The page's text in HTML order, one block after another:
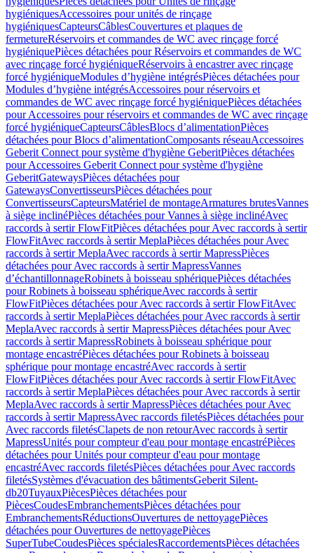
hygiéniquesAccessoires pour unités de rinçage
hygiéniquesCapteursCâblesCouvertures et plaques de
fermetureRéservoirs et commandes de WC avec rinçage forcé
hygiéniquePièces détachées pour Réservoirs et commandes de WC
avec rinçage forcé hygiéniqueRéservoirs à encastrer avec rinçage
forcé hygiéniqueModules d’hygiène intégrésPièces détachées pour
Modules d’hygiène intégrésAccessoires pour réservoirs et
commandes de WC avec rinçage forcé hygiéniquePièces détachées
pour Accessoires pour réservoirs et commandes de WC avec rinçage
forcé hygiéniqueCapteursCâblesBlocs d’alimentationPièces
détachées pour Blocs d’alimentationComposants réseauAccessoires
Geberit Connect pour système d'hygiène GeberitPièces détachées
pour Accessoires Geberit Connect pour système d'hygiène
GeberitGatewaysPièces détachées pour
GatewaysConvertisseursPièces détachées pour
ConvertisseursCapteursMatériel de montageArmatures brutesVannes
à siège inclinéPièces détachées pour Vannes à siège inclinéAvec
raccords à sertir FlowFitPièces détachées pour Avec raccords à sertir
FlowFitAvec raccords à sertir MeplaPièces détachées pour Avec
raccords à sertir MeplaAvec raccords à sertir MapressPièces
détachées pour Avec raccords à sertir MapressVannes
d’échantillonnageRobinets à boisseau sphériquePièces détachées
pour Robinets à boisseau sphériqueAvec raccords à sertir
FlowFitPièces détachées pour Avec raccords à sertir FlowFitAvec
raccords à sertir MeplaPièces détachées pour Avec raccords à sertir
MeplaAvec raccords à sertir MapressPièces détachées pour Avec
raccords à sertir MapressRobinets à boisseau sphérique pour
montage encastréPièces détachées pour Robinets à boisseau
sphérique pour montage encastréAvec raccords à sertir
FlowFitPièces détachées pour Avec raccords à sertir FlowFitAvec
raccords à sertir MeplaPièces détachées pour Avec raccords à sertir
MeplaAvec raccords à sertir MapressPièces détachées pour Avec
raccords à sertir MapressAvec raccords filetésPièces détachées pour
Avec raccords filetésClapets de non retourAvec raccords à sertir
MapressUnités pour compteur d'eau pour montage encastréPièces
détachées pour Unités pour compteur d'eau pour montage
encastréAvec raccords filetésPièces détachées pour Avec raccords
filetésSystèmes d'évacuation des bâtimentsGeberit Silent-
db20TuyauxPiècesPièces détachées pour
PiècesCoudesEmbranchementsPièces détachées pour
EmbranchementsRéductionsOuvertures de nettoyagePièces
détachées pour Ouvertures de nettoyagePièces
SuperTubeCoudesPièces spécialesRaccordementsPièces détachées